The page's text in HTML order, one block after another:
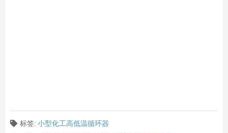
标签: 小型化工高低温循环器